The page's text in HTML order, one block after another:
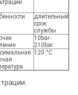
длительный
срок
службы
10bar-
210bar
120 °C